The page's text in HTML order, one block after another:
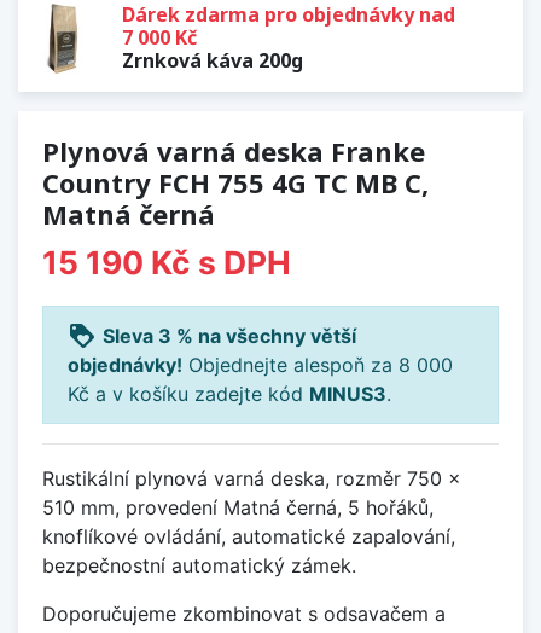
Dárek zdarma pro objednávky nad
7 000 Kč
Zrnková káva 200g
Plynová varná deska Franke
Country FCH 755 4G TC MB C,
Matná černá
15 190 Kč s DPH
loyalty Sleva 3 % na všechny větší
objednávky! Objednejte alespoň za 8 000
Kč a v košíku zadejte kód MINUS3.
Rustikální plynová varná deska, rozměr 750 x
510 mm, provedení Matná černá, 5 hořáků,
knoflíkové ovládání, automatické zapalování,
bezpečnostní automatický zámek.
Doporučujeme zkombinovat s odsavačem a